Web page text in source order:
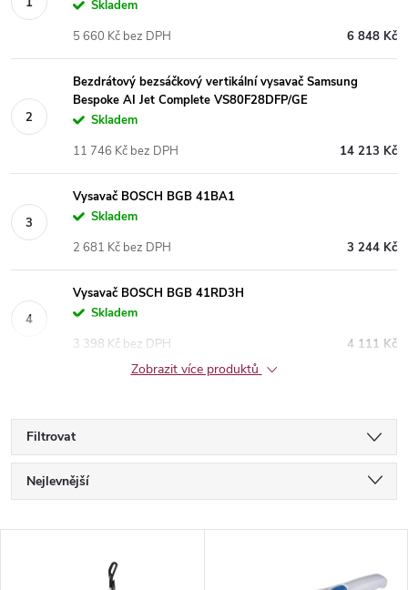
Skladem
6 848 Kč
5 660 Kč bez DPH
Bezdrátový bezsáčkový vertikální vysavač Samsung
Bespoke AI Jet Complete VS80F28DFP/GE
Skladem
14 213 Kč
11 746 Kč bez DPH
Vysavač BOSCH BGB 41BA1
Skladem
3 244 Kč
2 681 Kč bez DPH
Vysavač BOSCH BGB 41RD3H
Skladem
4 111 Kč
3 398 Kč bez DPH
Zobrazit více produktů
Filtrovat
Ř
a
Nejlevnější